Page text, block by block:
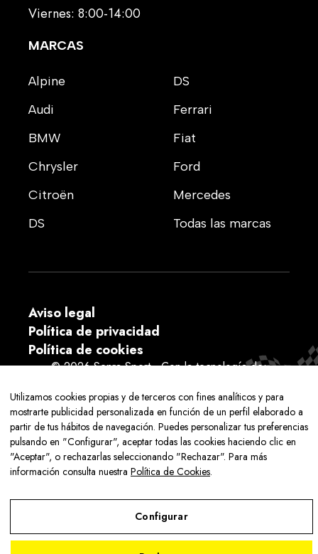
Viernes: 8:00-14:00
MARCAS
Alpine
Audi
BMW
Chrysler
Citroën
DS
DS
Ferrari
Fiat
Ford
Mercedes
Todas las marcas
Aviso legal
Política de privacidad
Política de cookies
© 2026 Senra Sport - Con la tecnología de:
Utilizamos cookies propias y de terceros con fines analíticos y para
mostrarte publicidad personalizada en función de un perfil elaborado a
partir de tus hábitos de navegación. Puedes personalizar tus preferencias
pulsando en "Configurar", aceptar todas las cookies haciendo clic en
"Aceptar", o rechazarlas seleccionando "Rechazar". Para más
información consulta nuestra Política de Cookies.
Configurar
Aviso Legal
Política de Privacidad
Política de Cookies